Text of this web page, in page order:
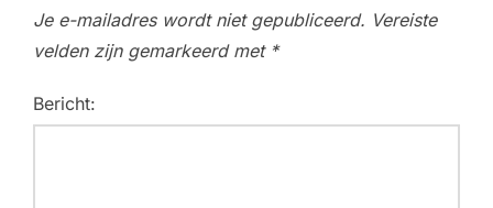
Je e-mailadres wordt niet gepubliceerd. Vereiste
velden zijn gemarkeerd met *
Bericht: